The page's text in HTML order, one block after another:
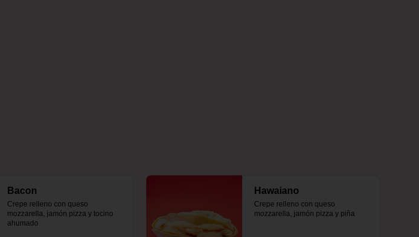
Bacon
Crepe relleno con queso
mozzarella, jamón pizza y tocino
ahumado
Hawaiano
Crepe relleno con queso
mozzarella, jamón pizza y piña